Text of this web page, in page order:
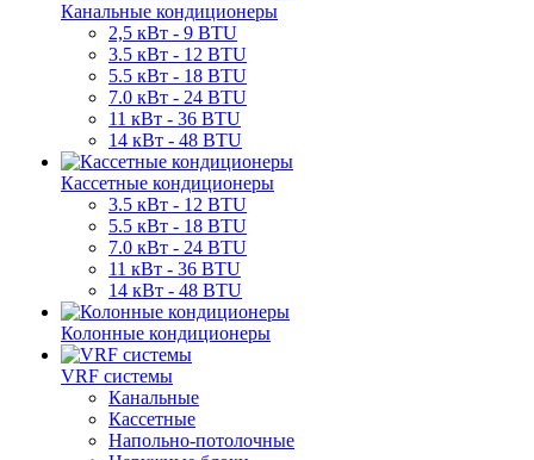
Канальные кондиционеры
2,5 кВт - 9 BTU
3.5 кВт - 12 BTU
5.5 кВт - 18 BTU
7.0 кВт - 24 BTU
11 кВт - 36 BTU
14 кВт - 48 BTU
Кассетные кондиционеры
3.5 кВт - 12 BTU
5.5 кВт - 18 BTU
7.0 кВт - 24 BTU
11 кВт - 36 BTU
14 кВт - 48 BTU
Колонные кондиционеры
VRF системы
Канальные
Кассетные
Напольно-потолочные